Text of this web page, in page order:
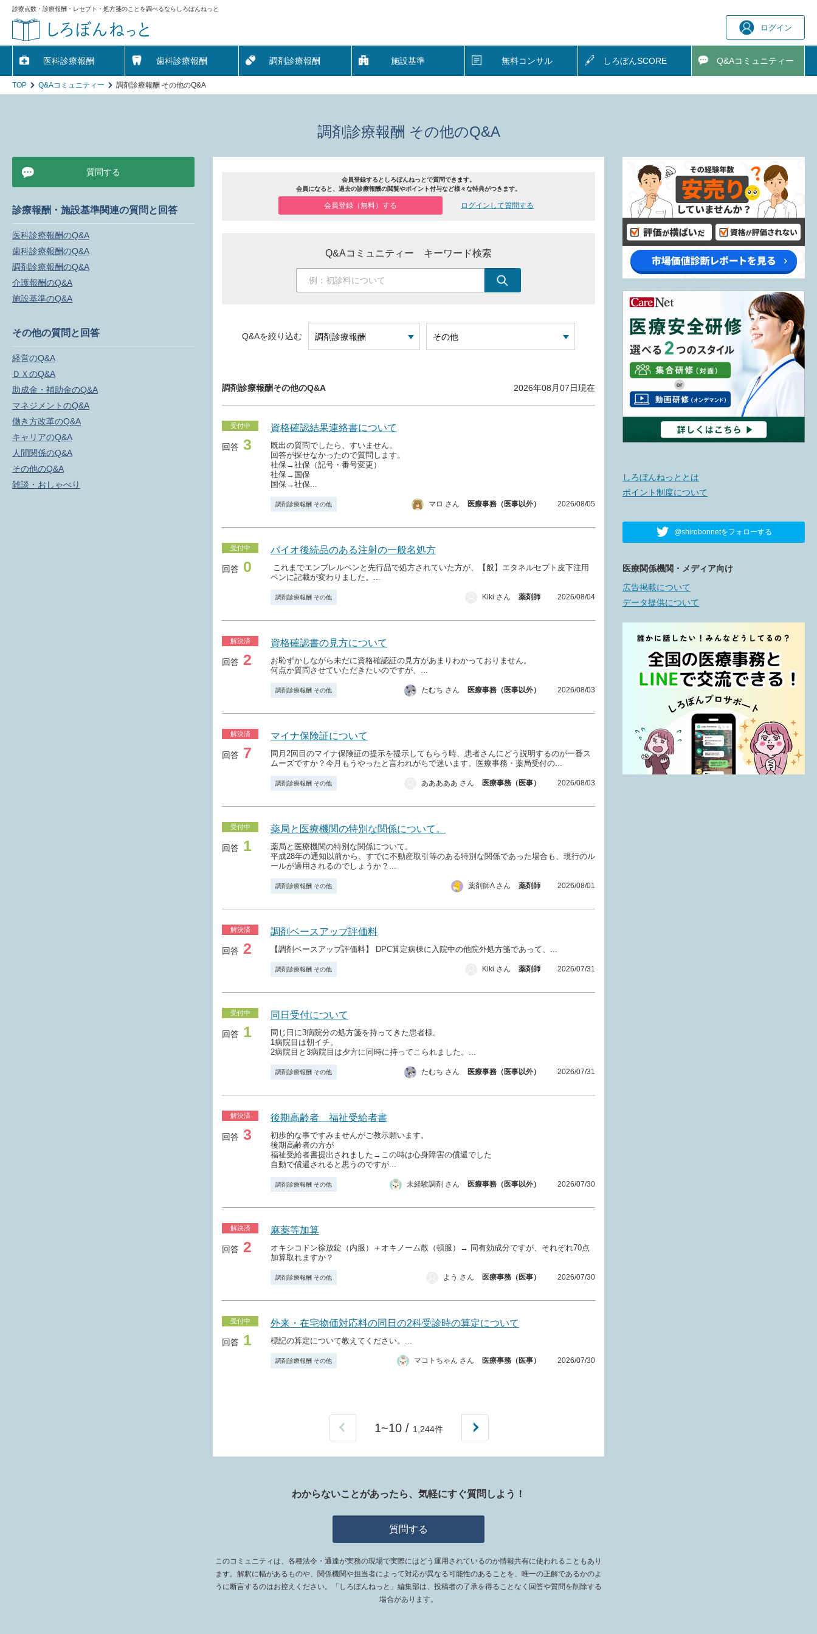
診療点数・診療報酬・レセプト・処方箋のことを調べるならしろぼんねっと
ログイン
医科診療報酬 歯科診療報酬 調剤診療報酬 施設基準 無料コンサル しろぼんSCORE Q&Aコミュニティー
TOP Q&Aコミュニティー 調剤診療報酬 その他のQ&A
調剤診療報酬 その他のQ&A
質問する
診療報酬・施設基準関連の質問と回答
医科診療報酬のQ&A
歯科診療報酬のQ&A
調剤診療報酬のQ&A
介護報酬のQ&A
施設基準のQ&A
その他の質問と回答
経営のQ&A
ＤＸのQ&A
助成金・補助金のQ&A
マネジメントのQ&A
働き方改革のQ&A
キャリアのQ&A
人間関係のQ&A
その他のQ&A
雑談・おしゃべり
会員登録するとしろぼんねっとで質問できます。
会員になると、過去の診療報酬の閲覧やポイント付与など様々な特典がつきます。
会員登録（無料）する ログインして質問する
Q&Aコミュニティー キーワード検索
Q&Aを絞り込む
調剤診療報酬その他のQ&A 2026年08月07日現在
受付中
回答 3
資格確認結果連絡書について
既出の質問でしたら、すいません。
回答が探せなかったので質問します。
社保→社保（記号・番号変更）
社保→国保
国保→社保...
調剤診療報酬 その他 マロ さん 医療事務（医事以外） 2026/08/05
受付中
回答 0
バイオ後続品のある注射の一般名処方
これまでエンブレルペンと先行品で処方されていた方が、【般】エタネルセプト皮下注用
ペンに記載が変わりました。...
調剤診療報酬 その他 Kiki さん 薬剤師 2026/08/04
解決済
回答 2
資格確認書の見方について
お恥ずかしながら未だに資格確認証の見方があまりわかっておりません。
何点か質問させていただきたいのですが、...
調剤診療報酬 その他 たむち さん 医療事務（医事以外） 2026/08/03
解決済
回答 7
マイナ保険証について
同月2回目のマイナ保険証の提示を提示してもらう時、患者さんにどう説明するのが一番ス
ムーズですか？今月もうやったと言われがちで迷います。医療事務・薬局受付の...
調剤診療報酬 その他 あああああ さん 医療事務（医事） 2026/08/03
受付中
回答 1
薬局と医療機関の特別な関係について。
薬局と医療機関の特別な関係について。
平成28年の通知以前から、すでに不動産取引等のある特別な関係であった場合も、現行のル
ールが適用されるのでしょうか？...
調剤診療報酬 その他 薬剤師A さん 薬剤師 2026/08/01
解決済
回答 2
調剤ベースアップ評価料
【調剤ベースアップ評価料】 DPC算定病棟に入院中の他院外処方箋であって、...
調剤診療報酬 その他 Kiki さん 薬剤師 2026/07/31
受付中
回答 1
同日受付について
同じ日に3病院分の処方箋を持ってきた患者様。
1病院目は朝イチ。
2病院目と3病院目は夕方に同時に持ってこられました。...
調剤診療報酬 その他 たむち さん 医療事務（医事以外） 2026/07/31
解決済
回答 3
後期高齢者 福祉受給者書
初歩的な事ですみませんがご教示願います。
後期高齢者の方が
福祉受給者書提出されました→この時は心身障害の償還でした
自動で償還されると思うのですが...
調剤診療報酬 その他 未経験調剤 さん 医療事務（医事以外） 2026/07/30
解決済
回答 2
麻薬等加算
オキシコドン徐放錠（内服）＋オキノーム散（頓服）→ 同有効成分ですが、それぞれ70点
加算取れますか？
調剤診療報酬 その他 よう さん 医療事務（医事） 2026/07/30
受付中
回答 1
外来・在宅物価対応料の同日の2科受診時の算定について
標記の算定について教えてください。...
調剤診療報酬 その他 マコトちゃん さん 医療事務（医事） 2026/07/30
1~10 / 1,244件
わからないことがあったら、 気軽にすぐ質問しよう！
質問する
このコミュニティは、各種法令・通達が実務の現場で実際にはどう運用されているのか情報共有に使われることもあり
ます。解釈に幅があるものや、関係機関や担当者によって対応が異なる可能性のあることを、唯一の正解であるかのよ
うに断言するのはお控えください。「しろぼんねっと」編集部は、投稿者の了承を得ることなく回答や質問を削除する
場合があります。
しろぼんねっととは
ポイント制度について
@shirobonnetをフォローする
医療関係機関・メディア向け
広告掲載について
データ提供について